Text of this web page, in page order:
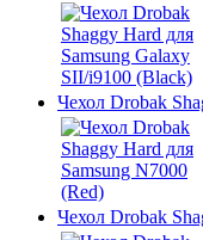
Чехол Drobak
Чехол Drobak